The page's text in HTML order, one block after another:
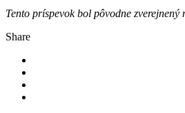
Tento príspevok bol pôvodne zverejnený
Share